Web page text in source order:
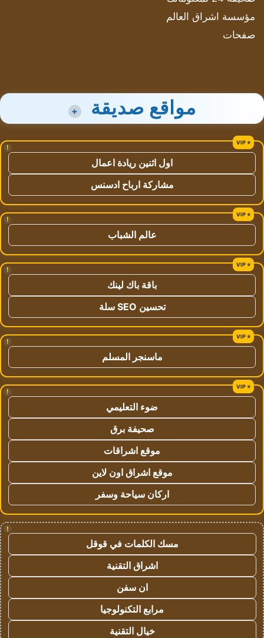
مؤسسة اشراق العالم
صفحات
مواقع صديقة +
!
اول اثنين ريادة اعمال
مشاركة ارباح ادسنس
!
عالم الشباب
!
باقة باك لينك
تحسين SEO سلة
!
ماسنجر المسلم
!
ضوء التعليمي
صحيفة برق
موقع اشراقات
موقع اشراق اون لاين
اركان سياحة وسفر
!
مسك الكلمات في قوقل
اشراق التقنية
ان سفن
مرابع التكنولوجيا
خيال التقنية